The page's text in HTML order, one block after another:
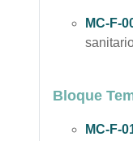
MC-F-
Bloque
MC-F-